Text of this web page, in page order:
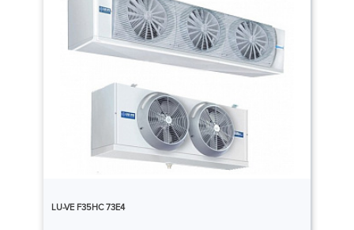
LU-VE F35HC 73E4